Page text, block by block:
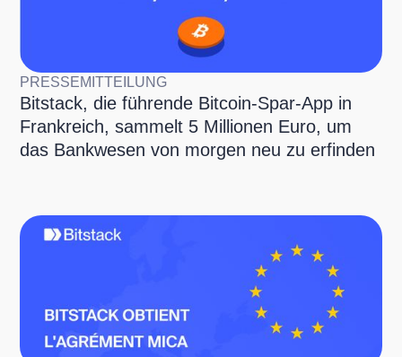
PRESSEMITTEILUNG
Bitstack, die führende Bitcoin-Spar-App in
Frankreich, sammelt 5 Millionen Euro, um
das Bankwesen von morgen neu zu erfinden